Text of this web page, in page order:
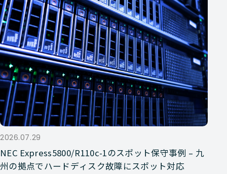
2026.07.29
NEC Express5800/R110c-1のスポット保守事例 – 九
州の拠点でハードディスク故障にスポット対応